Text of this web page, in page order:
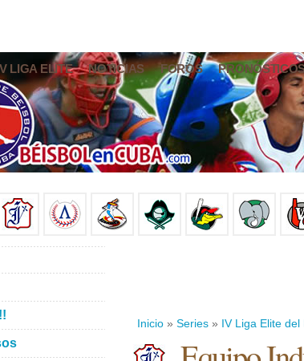
LIGA ELITE NOTICIAS FOROS
Inicio » Series » IV Liga Elite